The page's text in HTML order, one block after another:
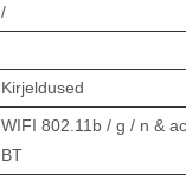
/
Kirjeldused
WIFI 802.11b / g / n &
BT